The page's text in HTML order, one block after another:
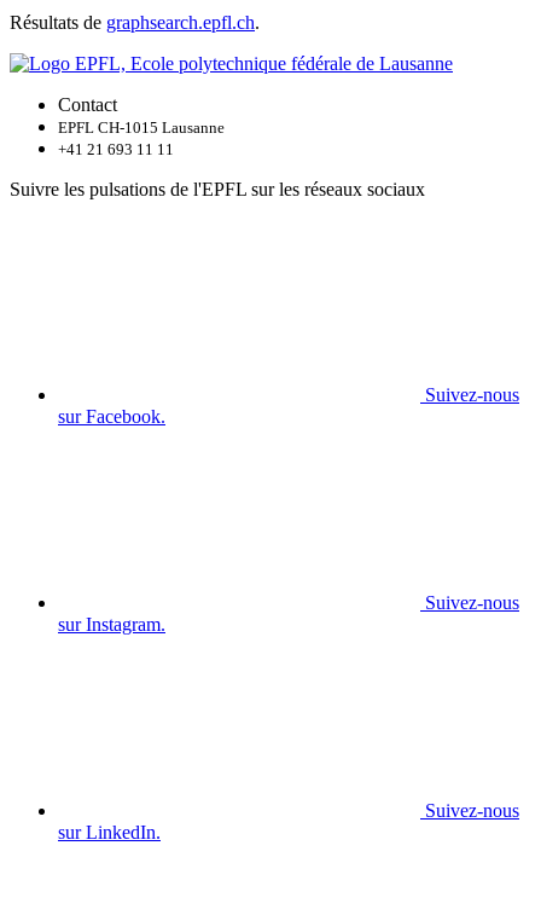
Résultats de graphsearch.epfl.ch.
Contact
EPFL CH-1015 Lausanne
+41 21 693 11 11
Suivre les pulsations de l'EPFL sur les réseaux sociaux
Suivez-nous
sur Facebook.
Suivez-nous
sur Instagram.
Suivez-nous
sur LinkedIn.